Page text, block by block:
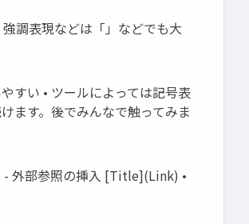
調表現などは「」などでも大
すい • ツールによっては記号表
ます。後でみんなで触ってみま
- 外部参照の挿入 [Title](Link) •